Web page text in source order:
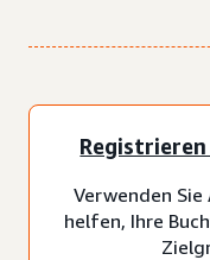
Verwenden Sie
helfen, Ihre